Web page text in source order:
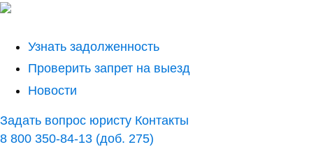
Узнать задолженность
Проверить запрет на выезд
Новости
Задать вопрос юристу Контакты
8 800 350-84-13 (доб. 275)